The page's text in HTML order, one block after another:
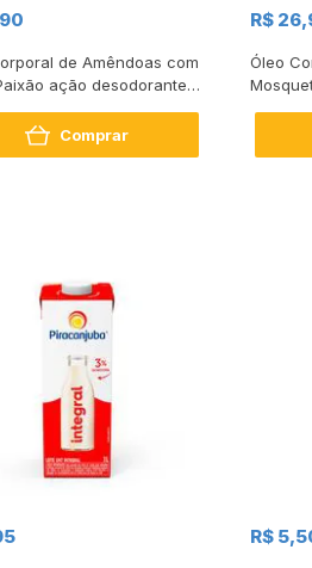
de Amêndoas com
ação desodorante
Comprar
R$
Óleo
R$